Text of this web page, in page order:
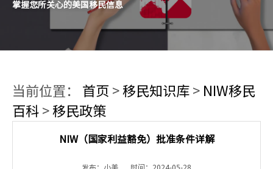
掌握您所关心的美国移民信息
当前位置： 首页 > 移民知识库 > NIW移民
百科 > 移民政策
NIW（国家利益豁免）批准条件详解
发布：小美 时间：2024-05-28